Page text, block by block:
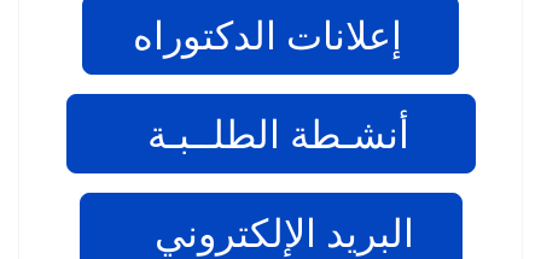
إعلانات الدكتوراه
أنشـطة الطلــبـة
البريد الإلكتروني